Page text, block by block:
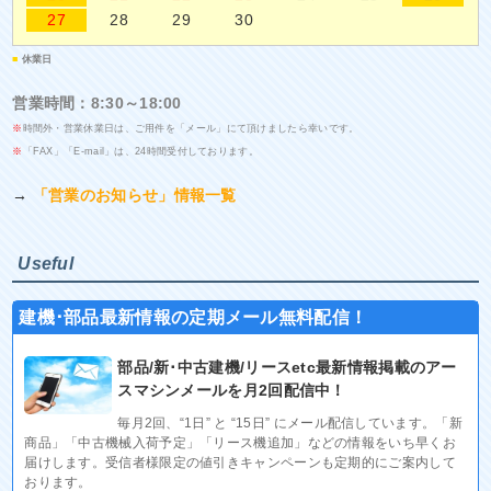
27
28 29 30
■ 休業日
営業時間：8:30～18:00
※ 時間外・営業休業日は、ご用件を「メール」にて頂けましたら幸いです。
※ 「FAX」「E-mail」は、24時間受付しております。
→ 「営業のお知らせ」情報一覧
Useful
建機･部品最新情報の定期メール無料配信！
部品/新･中古建機/リースetc最新情報掲載のアー
スマシンメールを月2回配信中！
毎月2回、“1日” と “15日” にメール配信しています。「新
商品」「中古機械入荷予定」「リース機追加」などの情報をいち早くお
届けします。受信者様限定の値引きキャンペーンも定期的にご案内して
おります。